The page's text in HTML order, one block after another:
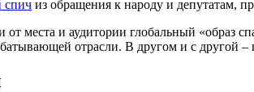
спич из обращения к народу и депутатам,
от места и аудитории глобальный «образ
отрасли. В другом и с другой –